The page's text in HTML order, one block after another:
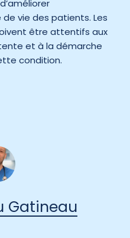
vie des patients. Les
être attentifs aux
et à la démarche
condition.
Gatineau